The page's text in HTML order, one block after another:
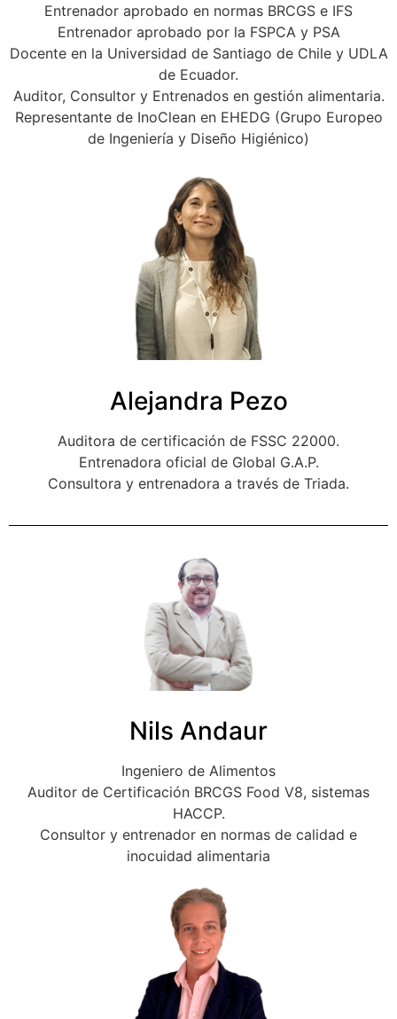
Entrenador aprobado en normas BRCGS e IFS
Entrenador aprobado por la FSPCA y PSA
Docente en la Universidad de Santiago de Chile y UDLA
de Ecuador.
Auditor, Consultor y Entrenados en gestión alimentaria.
Representante de InoClean en EHEDG (Grupo Europeo
de Ingeniería y Diseño Higiénico)
Alejandra Pezo
Auditora de certificación de FSSC 22000.
Entrenadora oficial de Global G.A.P.
Consultora y entrenadora a través de Triada.
Nils Andaur
Ingeniero de Alimentos
Auditor de Certificación BRCGS Food V8, sistemas
HACCP.
Consultor y entrenador en normas de calidad e
inocuidad alimentaria